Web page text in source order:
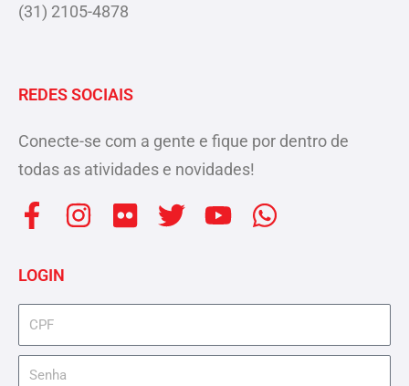
(31) 2105-4878
REDES SOCIAIS
Conecte-se com a gente e fique por dentro de
todas as atividades e novidades!
F
c
e
b
o
o
I
t
g
F
c
r
T
t
e
Y
t
b
W
t
a
LOGIN
cpf
senha